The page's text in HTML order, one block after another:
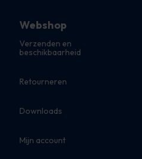
Webshop
Verzenden en
beschikbaarheid
Retourneren
Downloads
Mijn account